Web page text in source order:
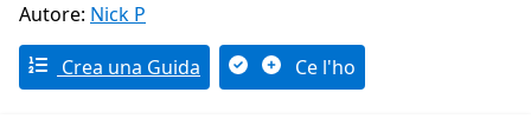
Autore: Nick P
Crea una Guida Ce l'ho